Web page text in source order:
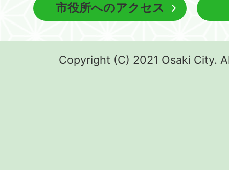
市役所へのアクセス
Copyright (C) 2021 Osaki City.